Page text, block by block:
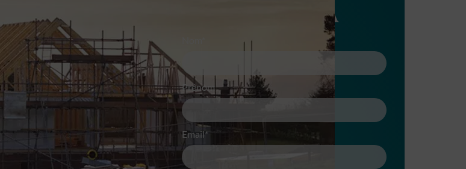
recontacté par MCA
Prénom
Email*